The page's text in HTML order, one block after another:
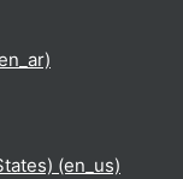
‎(en_us)‎